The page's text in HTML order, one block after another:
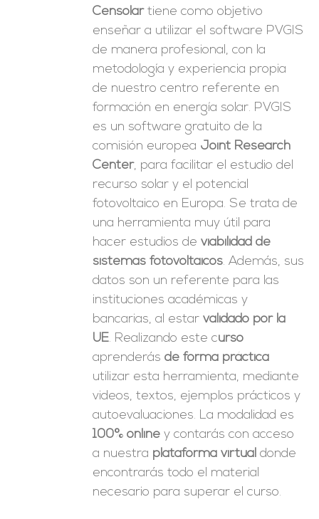
Censolartiene como objetivo
enseñar a utilizar el software PVGIS
de manera profesional, con la
metodología y experiencia propia
de nuestro centro referente en
formación en energía solar. PVGIS
es un software gratuito de la
comisión europea Joint Research
Center, para facilitar el estudio del
recurso solar y el potencial
fotovoltaico en Europa. Se trata de
una herramienta muy útil para
hacer estudios deviabilidad de
sistemas fotovoltaicos. Además, sus
datos son un referente para las
instituciones académicas y
bancarias, al estarvalidado por la
UE. Realizando este curso
aprenderásde forma práctica
utilizar esta herramienta, mediante
videos, textos, ejemplos prácticos y
autoevaluaciones. La modalidad es
100% online y contarás con acceso
a nuestra plataforma virtual donde
encontrarás todo el material
necesario para superar el curso.